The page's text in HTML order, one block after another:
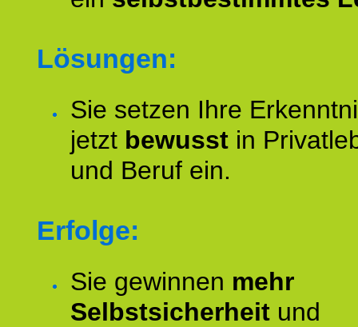
Lösungen:
Sie setzen Ihre
jetzt bewusst in
und Beruf ein.
Erfolge:
Sie gewinnen mehr
Selbstsicherheit und